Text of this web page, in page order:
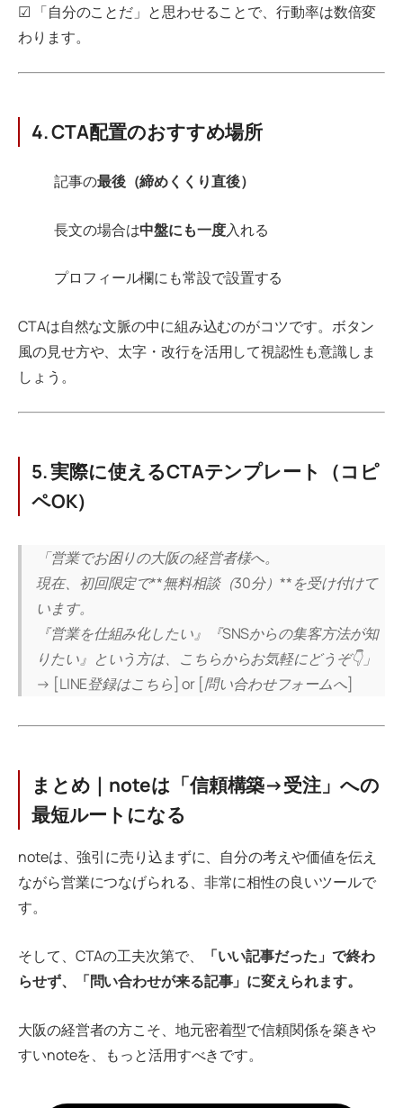
☑ 「自分のことだ」と思わせることで、行動率は数倍変
わります。
4. CTA配置のおすすめ場所
記事の最後（締めくくり直後）
長文の場合は中盤にも一度入れる
プロフィール欄にも常設で設置する
CTAは自然な文脈の中に組み込むのがコツです。ボタン
風の見せ方や、太字・改行を活用して視認性も意識しま
しょう。
5. 実際に使えるCTAテンプレート（コピ
ペOK）
「営業でお困りの大阪の経営者様へ。
現在、初回限定で**無料相談（30分）**を受け付けて
います。
『営業を仕組み化したい』『SNSからの集客方法が知
りたい』という方は、こちらからお気軽にどうぞ👇」
→ [LINE登録はこちら] or [問い合わせフォームへ]
まとめ｜noteは「信頼構築→受注」への
最短ルートになる
noteは、強引に売り込まずに、自分の考えや価値を伝え
ながら営業につなげられる、非常に相性の良いツールで
す。
そして、CTAの工夫次第で、
「いい記事だった」で終わ
らせず、「問い合わせが来る記事」に変えられます。
大阪の経営者の方こそ、地元密着型で信頼関係を築きや
すいnoteを、もっと活用すべきです。